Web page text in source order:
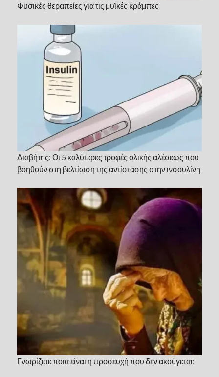
Φυσικές θεραπείες για τις μυϊκές κράμπες
Διαβήτης: Οι 5 καλύτερες τροφές ολικής αλέσεως που
βοηθούν στη βελτίωση της αντίστασης στην ινσουλίνη
Γνωρίζετε ποια είναι η προσευχή που δεν ακούγεται;